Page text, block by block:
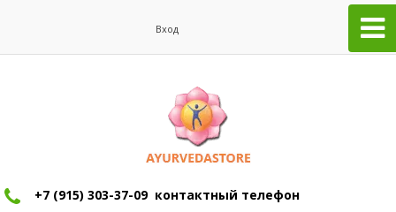
Вход
+7 (915) 303-37-09 контактный телефон